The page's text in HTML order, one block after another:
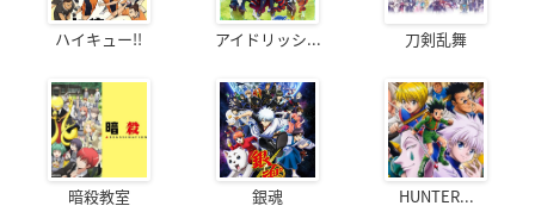
ハイキュー!! アイドリッシ... 刀剣乱舞
暗殺教室 銀魂 HUNTER...